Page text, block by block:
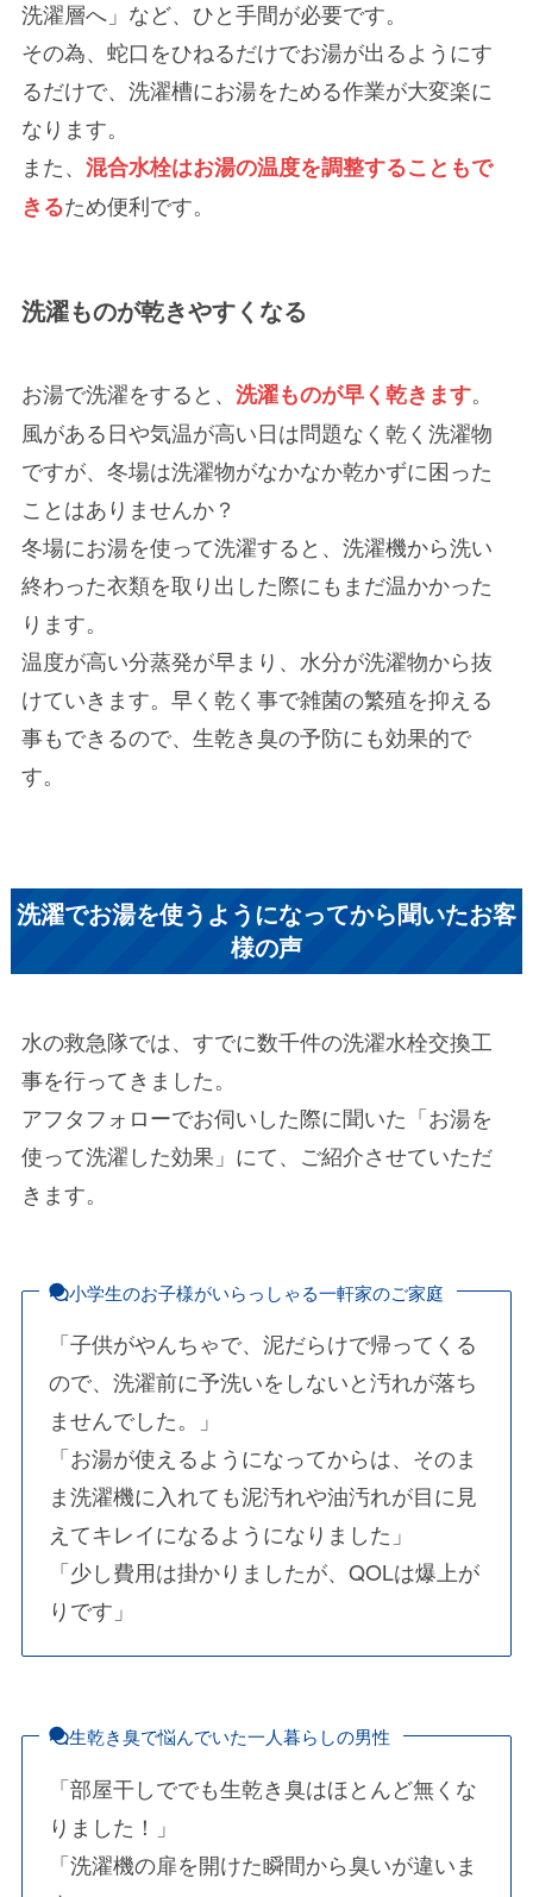
洗濯層へ」など、ひと手間が必要です。
その為、 蛇口をひねるだけでお湯が出るようにす
るだけで、洗濯槽にお湯をためる作業が大変楽に
なります。
また、 混合水栓はお湯の温度を調整することもで
きるため便利です。
洗濯ものが乾きやすくなる
お湯で洗濯をすると、 洗濯ものが早く乾きます。
風がある日や気温が高い日は問題なく乾く洗濯物
ですが、冬場は洗濯物がなかなか乾かずに困った
ことはありませんか？
冬場にお湯を使って洗濯すると、洗濯機から洗い
終わった衣類を取り出した際にもまだ温かかった
ります。
温度が高い分蒸発が早まり、水分が洗濯物から抜
けていきます。早く乾く事で雑菌の繁殖を抑える
事もできるので、生乾き臭の予防にも効果的で
す。
洗濯でお湯を使うようになってから聞いたお客
様の声
水の救急隊では、すでに数千件の洗濯水栓交換工
事を行ってきました。
アフタフォローでお伺いした際に聞いた「お湯を
使って洗濯した効果」にて、ご紹介させていただ
きます。
小学生のお子様がいらっしゃる一軒家のご家庭
「子供がやんちゃで、泥だらけで帰ってくる
ので、洗濯前に予洗いをしないと汚れが落ち
ませんでした。」
「お湯が使えるようになってからは、そのま
ま洗濯機に入れても泥汚れや油汚れが目に見
えてキレイになるようになりました」
「少し費用は掛かりましたが、QOLは爆上が
りです」
生乾き臭で悩んでいた一人暮らしの男性
「部屋干しででも生乾き臭はほとんど無くな
りました！」
「洗濯機の扉を開けた瞬間から臭いが違いま